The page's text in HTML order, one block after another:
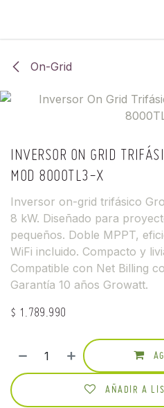
On-Grid
INVERSOR ON GRID
MOD 8000TL3-X
Inversor on-grid trifásico
8 kW. Diseñado para
pequeños. Doble MPPT,
WiFi incluido. Compacto y
Compatible con Net Billing
Garantía 10 años Growatt.
$ 1.789.990
AÑADIR A